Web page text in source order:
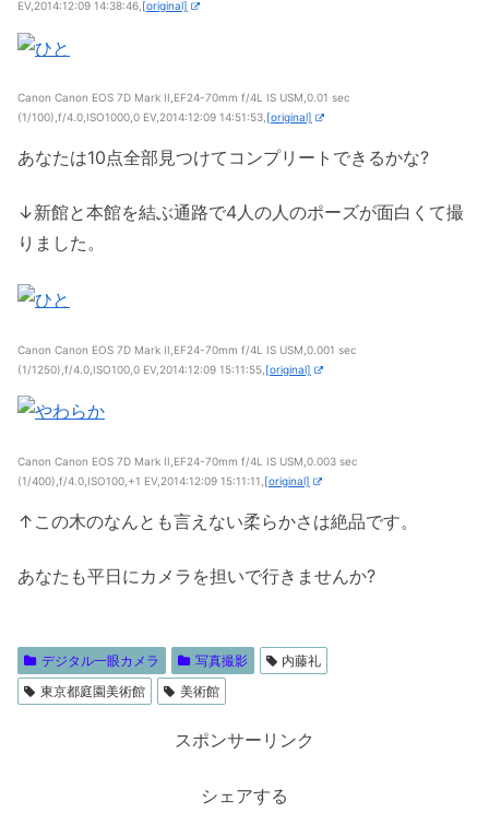
EV,2014:12:09 14:38:46, [original]
Canon Canon EOS 7D Mark II,EF24-70mm f/4L IS USM,0.01 sec
(1/100),f/4.0,ISO1000,0 EV,2014:12:09 14:51:53, [original]
あなたは10点全部見つけてコンプリートできるかな?
↓新館と本館を結ぶ通路で4人の人のポーズが面白くて撮
りました。
Canon Canon EOS 7D Mark II,EF24-70mm f/4L IS USM,0.001 sec
(1/1250),f/4.0,ISO100,0 EV,2014:12:09 15:11:55, [original]
Canon Canon EOS 7D Mark II,EF24-70mm f/4L IS USM,0.003 sec
(1/400),f/4.0,ISO100,+1 EV,2014:12:09 15:11:11, [original]
↑この木のなんとも言えない柔らかさは絶品です。
あなたも平日にカメラを担いで行きませんか?
デジタル一眼カメラ 写真撮影
内藤礼
東京都庭園美術館
美術館
スポンサーリンク
シェアする